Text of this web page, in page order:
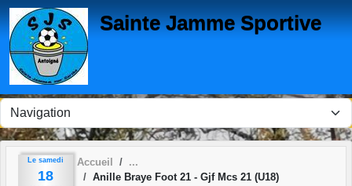
Sainte Jamme Sportive
Le samedi
18
Accueil
Anille Braye Foot 21 - Gjf Mcs 21 (U18)
Panneau de gestion des cookies